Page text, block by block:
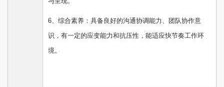
6、综合素养：具备良好的沟通协调能力、团队协作意
识，有一定的应变能力和抗压性，能适应快节奏工作环
境。